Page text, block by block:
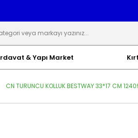
& Yapı Market
CN TURUNCU KOLLUK BESTWAY 33*17 CM